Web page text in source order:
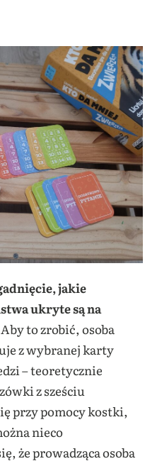
jakie
ukryte są na
Aby to zrobić, osoba
z wybranej karty
– teoretycznie
z sześciu
przy pomocy kostki,
nieco
że prowadząca osoba